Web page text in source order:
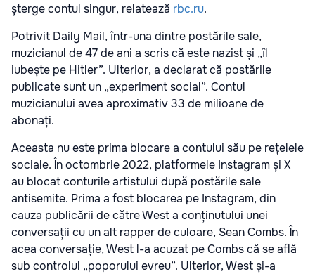
șterge contul singur, relatează rbc.ru.
Potrivit Daily Mail, într-una dintre postările sale,
muzicianul de 47 de ani a scris că este nazist și „îl
iubește pe Hitler”. Ulterior, a declarat că postările
publicate sunt un „experiment social”. Contul
muzicianului avea aproximativ 33 de milioane de
abonați.
Aceasta nu este prima blocare a contului său pe rețelele
sociale. În octombrie 2022, platformele Instagram și X
au blocat conturile artistului după postările sale
antisemite. Prima a fost blocarea pe Instagram, din
cauza publicării de către West a conținutului unei
conversații cu un alt rapper de culoare, Sean Combs. În
acea conversație, West l-a acuzat pe Combs că se află
sub controlul „poporului evreu”. Ulterior, West și-a